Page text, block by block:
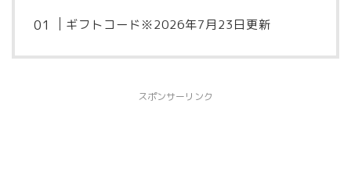
ギフトコード※2026年7月23日更新
スポンサーリンク